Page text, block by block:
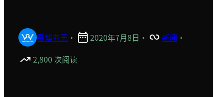
赛博老王 · 2020年7月8日 · 新闻 ·
2,800 次阅读